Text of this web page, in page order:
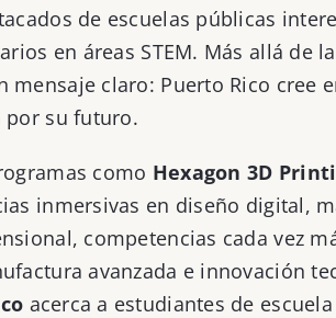
de escuelas públicas
en áreas STEM. Más allá de
mensaje claro: Puerto Rico cree
por su futuro.
como Hexagon 3D
inmersivas en diseño digital,
competencias cada vez
avanzada e innovación
acerca a estudiantes de